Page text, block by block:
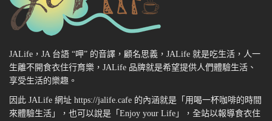
JALife，JA 台語 “呷” 的音譯，顧名思義，JALife 就是吃生活，人一
生離不開食衣住行育樂，JALife 品牌就是希望提供人們體驗生活、
享受生活的樂趣。
因此 JALife 網址 https://jalife.cafe 的內涵就是「用喝一杯咖啡的時間
來體驗生活」，也可以說是「Enjoy your Life」，全站以報導食衣住